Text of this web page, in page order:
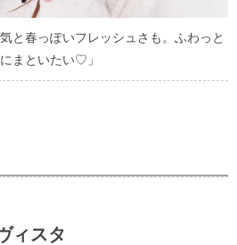
と春っぽいフレッシュさも。ふわっと
まといたい♡」
ィスタ